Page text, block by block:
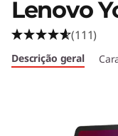
Y
o
g
Lenovo
(111)
Descrição geral